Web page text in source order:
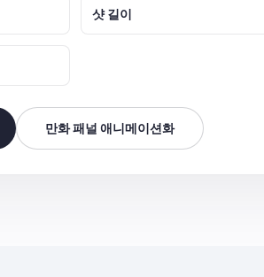
샷 길이
만화 패널 애니메이션화